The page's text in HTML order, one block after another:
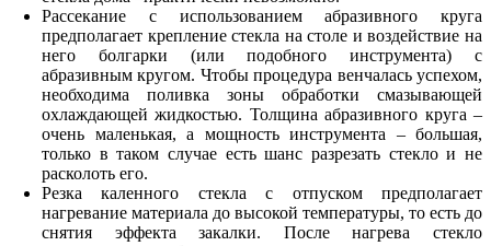
Рассекание с использованием абразивного круга
предполагает крепление стекла на столе и воздействие на
него болгарки (или подобного инструмента) с
абразивным кругом. Чтобы процедура венчалась успехом,
необходима поливка зоны обработки смазывающей
охлаждающей жидкостью. Толщина абразивного круга –
очень маленькая, а мощность инструмента – большая,
только в таком случае есть шанс разрезать стекло и не
расколоть его.
Резка каленного стекла
с отпуском предполагает
нагревание материала до высокой температуры, то есть до
снятия эффекта закалки. После нагрева стекло